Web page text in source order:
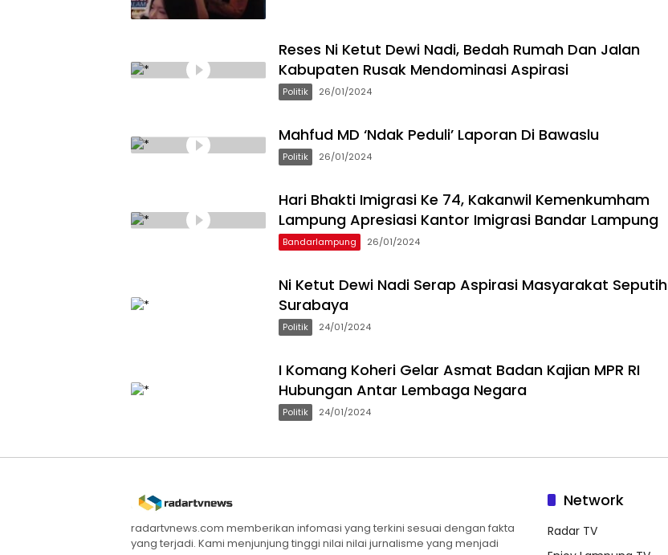
Reses Ni Ketut Dewi Nadi, Bedah Rumah Dan Jalan
Kabupaten Rusak Mendominasi Aspirasi
Politik 26/01/2024
Mahfud MD ‘Ndak Peduli’ Laporan Di Bawaslu
Politik 26/01/2024
Hari Bhakti Imigrasi Ke 74, Kakanwil Kemenkumham
Lampung Apresiasi Kantor Imigrasi Bandar Lampung
Bandarlampung 26/01/2024
Ni Ketut Dewi Nadi Serap Aspirasi Masyarakat Seputih
Surabaya
Politik 24/01/2024
I Komang Koheri Gelar Asmat Badan Kajian MPR RI
Hubungan Antar Lembaga Negara
Politik 24/01/2024
radartvnews.com memberikan infomasi yang terkini sesuai dengan fakta
yang terjadi. Kami menjunjung tinggi nilai nilai jurnalisme yang menjadi
Network
Radar TV